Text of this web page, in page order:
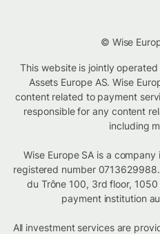
© Wise
This website is jointly
Assets Europe AS. Wise
content related to payment
responsible for any content
including
Wise Europe SA is a
registered number
du Trône 100, 3rd floor, 1050
payment institution
All investment services are